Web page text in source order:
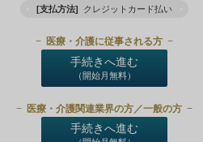
[支払方法] クレジットカード払い
医療・介護に従事される方
手続きへ進む
（開始月無料）
医療・介護関連業界の方／一般の方
手続きへ進む